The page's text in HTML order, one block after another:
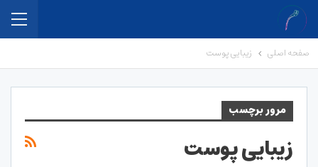
صفحه اصلی زیبایی پوست
مرور برچسب
زیبایی پوست